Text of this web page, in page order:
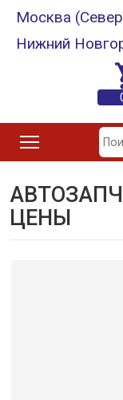
Москва
Нижний
ЦЕНЫ